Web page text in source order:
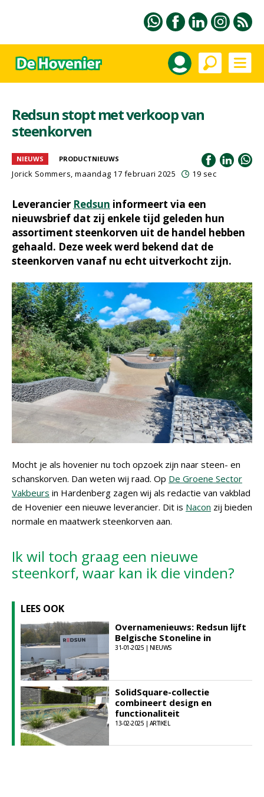
Redsun stopt met verkoop van
steenkorven
NIEUWS PRODUCTNIEUWS
Jorick Sommers, maandag 17 februari 2025 19 sec
Leverancier Redsun informeert via een
nieuwsbrief dat zij enkele tijd geleden hun
assortiment steenkorven uit de handel hebben
gehaald. Deze week werd bekend dat de
steenkorven vanaf nu echt uitverkocht zijn.
Mocht je als hovenier nu toch opzoek zijn naar steen- en
schanskorven. Dan weten wij raad. Op De Groene Sector
Vakbeurs in Hardenberg zagen wij als redactie van vakblad
de Hovenier een nieuwe leverancier. Dit is Nacon zij bieden
normale en maatwerk steenkorven aan.
Ik wil toch graag een nieuwe
steenkorf, waar kan ik die vinden?
LEES OOK
Overnamenieuws: Redsun lijft
Belgische Stoneline in
31-01-2025 | NIEUWS
SolidSquare-collectie
combineert design en
functionaliteit
13-02-2025 | ARTIKEL